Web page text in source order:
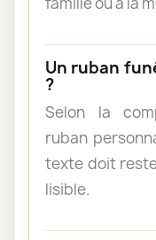
Un ruban
?
Selon la
ruban
texte doit
lisible.